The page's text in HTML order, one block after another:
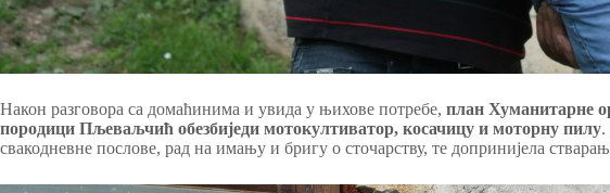
Након разговора са домаћинима и увида у њихове потребе, план Хуманитарне
породици Пљеваљчић обезбиједи мотокултиватор, косачицу и моторну пилу.
свакодневне послове, рад на имању и бригу о сточарству, те допринијела